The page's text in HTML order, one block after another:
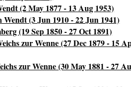
(2 May 1877 - 13 Aug 1953)
(3 Jun 1910 - 22 Jun 1941)
(19 Sep 1850 - 27 Oct 1891)
zur Wenne (27 Dec 1879 - 15
zur Wenne (30 May 1881 - 27